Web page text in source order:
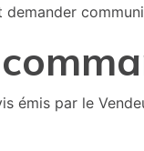
émis par le